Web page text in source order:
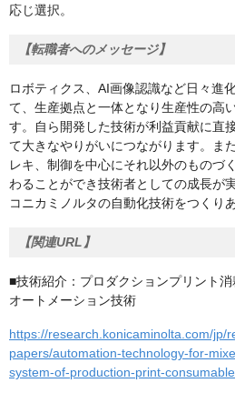
応じ選択。
【転職者へのメッセージ】
ロボティクス、AI画像認識など日々進
て、生産拠点と一体となり生産性の高
す。自ら開発した技術が利益貢献に直
て大きなやりがいにつながります。ま
レキ、制御を中心にそれ以外のものづ
わることができ技術者としての成長が
コニカミノルタの自動化技術をつくり
【関連URL】
■技術紹介：プロダクションプリント
オートメーション技術
https://research.konicaminolta.com/jp/
papers/automation-technology-for-
system-of-production-print-